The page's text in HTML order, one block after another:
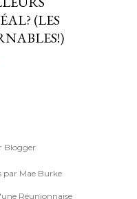
(LES
Blogger
par Mae Burke
Réunionnaise